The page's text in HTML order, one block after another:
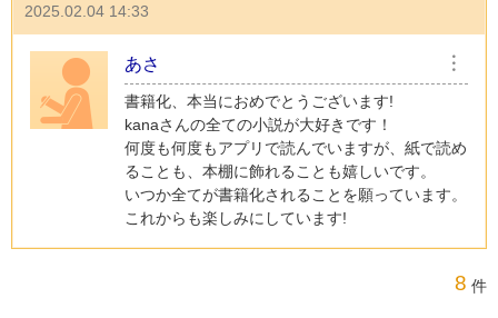
2025.02.04 14:33
あさ ︙
書籍化、本当におめでとうございます!
kanaさんの全ての小説が大好きです！
何度も何度もアプリで読んでいますが、紙で読め
ることも、本棚に飾れることも嬉しいです。
いつか全てが書籍化されることを願っています。
これからも楽しみにしています!
8 件